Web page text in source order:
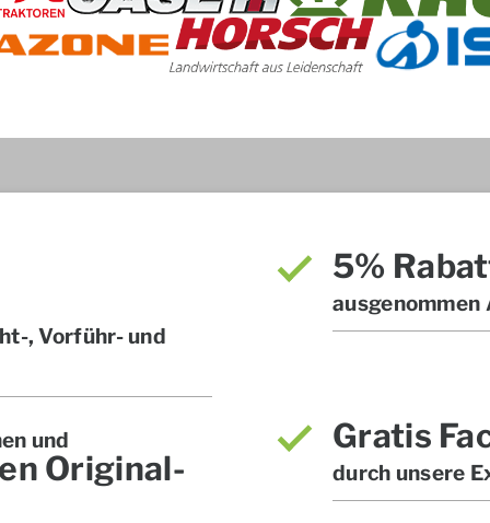
, Vorführ- und
5%
und
Original-
Gratis
durch unsere